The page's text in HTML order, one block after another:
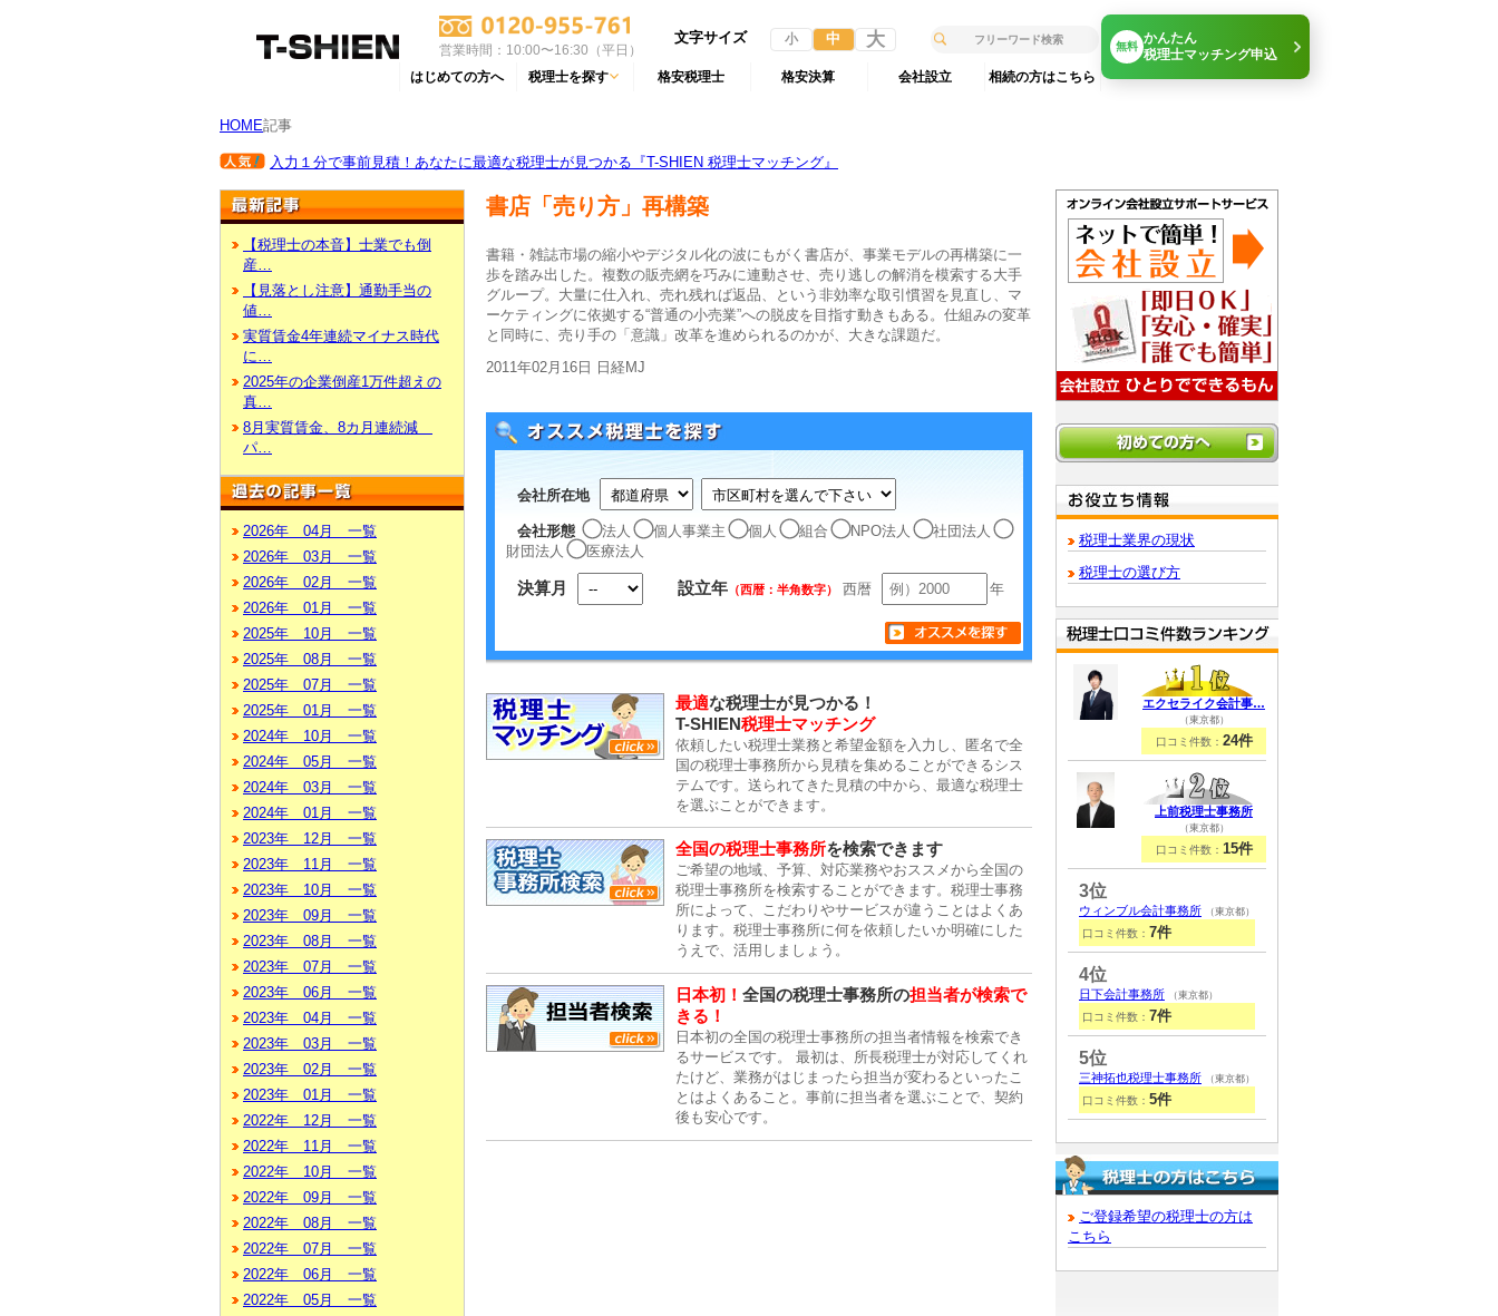
営業時間：10:00〜16:30（平日）
文字サイズ 小 中 大
はじめての方へ 税理士を探す 格安税理士 格安決算 会社設立 相続の方はこちら
無料
かんたん
税理士マッチング申込
HOME記事
入力１分で事前見積！あなたに最適な税理士が見つかる『T-SHIEN 税理士マッチング』
【税理士の本音】士業でも倒
産…
【見落とし注意】通勤手当の
値…
実質賃金4年連続マイナス時代
に…
2025年の企業倒産1万件超えの
真…
8月実質賃金、8カ月連続減
パ…
2026年 04月 一覧
2026年 03月 一覧
2026年 02月 一覧
2026年 01月 一覧
2025年 10月 一覧
2025年 08月 一覧
2025年 07月 一覧
2025年 01月 一覧
2024年 10月 一覧
2024年 05月 一覧
2024年 03月 一覧
2024年 01月 一覧
2023年 12月 一覧
2023年 11月 一覧
2023年 10月 一覧
2023年 09月 一覧
2023年 08月 一覧
2023年 07月 一覧
2023年 06月 一覧
2023年 04月 一覧
2023年 03月 一覧
2023年 02月 一覧
2023年 01月 一覧
2022年 12月 一覧
2022年 11月 一覧
2022年 10月 一覧
2022年 09月 一覧
2022年 08月 一覧
2022年 07月 一覧
2022年 06月 一覧
2022年 05月 一覧
書店「売り方」再構築
書籍・雑誌市場の縮小やデジタル化の波にもがく書店が、事業モデルの再構築に一
歩を踏み出した。複数の販売網を巧みに連動させ、売り逃しの解消を模索する大手
グループ。大量に仕入れ、売れ残れば返品、という非効率な取引慣習を見直し、マ
ーケティングに依拠する“普通の小売業”への脱皮を目指す動きもある。仕組みの変革
と同時に、売り手の「意識」改革を進められるのかが、大きな課題だ。
2011年02月16日 日経MJ
会社所在地
会社形態 法人 個人事業主 個人 組合 NPO法人
社団法人
財団法人
医療法人
決算月 設立年 （西暦：半角数字） 西暦 年
最適な税理士が見つかる！
T-SHIEN税理士マッチング
依頼したい税理士業務と希望金額を入力し、匿名で全
国の税理士事務所から見積を集めることができるシス
テムです。送られてきた見積の中から、最適な税理士
を選ぶことができます。
全国の税理士事務所を検索できます
ご希望の地域、予算、対応業務やおススメから全国の
税理士事務所を検索することができます。税理士事務
所によって、こだわりやサービスが違うことはよくあ
ります。税理士事務所に何を依頼したいか明確にした
うえで、活用しましょう。
日本初！ 全国の税理士事務所の担当者が検索で
きる！
日本初の全国の税理士事務所の担当者情報を検索でき
るサービスです。 最初は、所長税理士が対応してくれ
たけど、業務がはじまったら担当が変わるといったこ
とはよくあること。事前に担当者を選ぶことで、契約
後も安心です。
税理士業界の現状
税理士の選び方
エクセライク会計事…
（東京都）
口コミ件数： 24件
上前税理士事務所
（東京都）
口コミ件数： 15件
3位
ウィンブル会計事務所 （東京都）
口コミ件数： 7件
4位
日下会計事務所 （東京都）
口コミ件数： 7件
5位
三神拓也税理士事務所 （東京都）
口コミ件数： 5件
ご登録希望の税理士の方は
こちら